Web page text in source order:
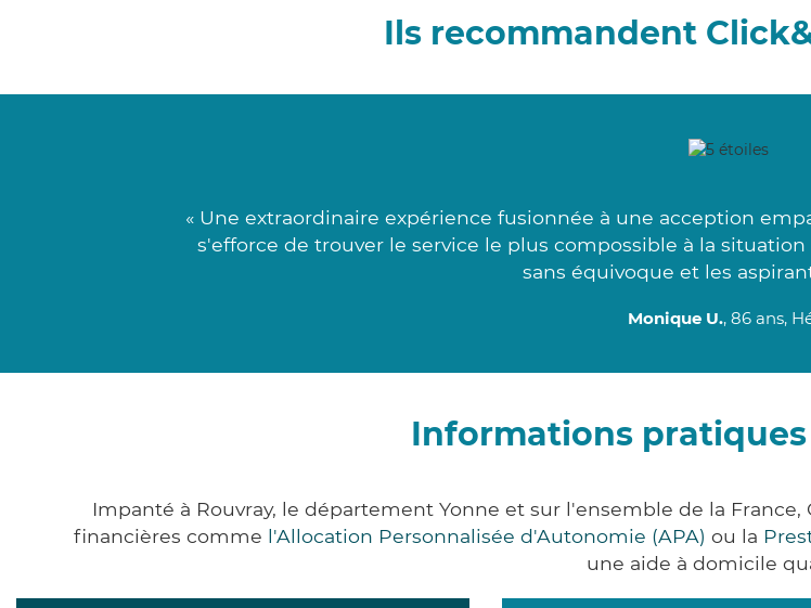
Ils recommandent
« Une extraordinaire expérience fusionnée à une acception
s'efforce de trouver le service le plus compossible à la
sans équivoque et les
Monique U., 86 ans,
Informations
Impanté à Rouvray, le département Yonne et sur l'ensemble de la
financières comme l'Allocation Personnalisée d'Autonomie (APA) ou la
une aide à domicile